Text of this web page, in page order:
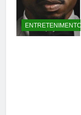
ENTRETENIMENTO